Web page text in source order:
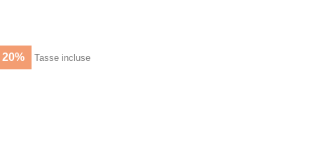
20% Tasse incluse